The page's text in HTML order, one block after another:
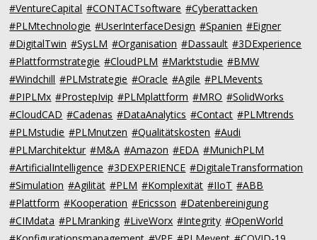
#VentureCapital #CONTACTsoftware #Cyberattacken
#PLMtechnologie #UserInterfaceDesign #Spanien #Eigner
#DigitalTwin #SysLM #Organisation #Dassault #3DExperience
#Plattformstrategie #CloudPLM #Marktstudie #BMW
#Windchill #PLMstrategie #Oracle #Agile #PLMevents
#PIPLMx #ProstepIvip #PLMplattform #MRO #SolidWorks
#CloudCAD #Cadenas #DataAnalytics #Contact #PLMtrends
#PLMstudie #PLMnutzen #Qualitätskosten #Audi
#PLMarchitektur #M&A #Amazon #EDA #MunichPLM
#ArtificialIntelligence #3DEXPERIENCE #DigitaleTransformation
#Simulation #Agilität #PLM #Komplexität #IIoT #ABB
#Plattform #Kooperation #Ericsson #Datenbereinigung
#CIMdata #PLMranking #LiveWorx #Integrity #OpenWorld